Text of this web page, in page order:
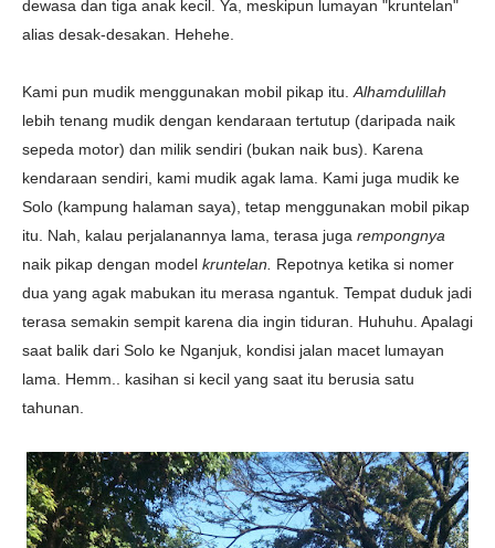
dewasa dan tiga anak kecil. Ya, meskipun lumayan "kruntelan"
alias desak-desakan. Hehehe.
Kami pun mudik menggunakan mobil pikap itu. Alhamdulillah
lebih tenang mudik dengan kendaraan tertutup (daripada naik
sepeda motor) dan milik sendiri (bukan naik bus). Karena
kendaraan sendiri, kami mudik agak lama. Kami juga mudik ke
Solo (kampung halaman saya), tetap menggunakan mobil pikap
itu. Nah, kalau perjalanannya lama, terasa juga rempongnya
naik pikap dengan model kruntelan. Repotnya ketika si nomer
dua yang agak mabukan itu merasa ngantuk. Tempat duduk jadi
terasa semakin sempit karena dia ingin tiduran. Huhuhu. Apalagi
saat balik dari Solo ke Nganjuk, kondisi jalan macet lumayan
lama. Hemm.. kasihan si kecil yang saat itu berusia satu
tahunan.